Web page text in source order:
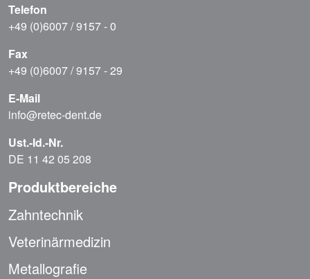
Telefon
+49 (0)6007 / 9157 - 0
Fax
+49 (0)6007 / 9157 - 29
E-Mail
info@retec-dent.de
Ust.-Id.-Nr.
DE 11 42 05 208
Produktbereiche
Zahntechnik
Veterinärmedizin
Metallografie